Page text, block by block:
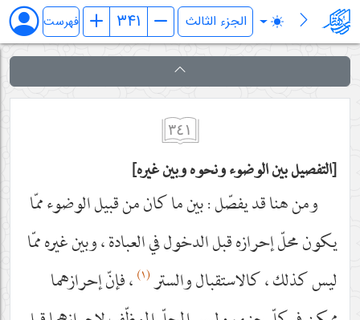
فرائد الاصول (رسائل) فهرست
٣٤١
التفصيل بين الوضوء ونحوه وبين غيره
ومن هنا قد يفصّل : بين ما كان من قبيل الوضوء ممّا
يكون محلّ إحرازه قبل الدخول في العبادة ، وبين غيره ممّا
ليس كذلك ، كالاستقبال والستر(١) ، فإنّ إحرازهما